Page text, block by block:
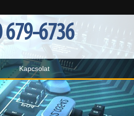
6736
Kapcsolat